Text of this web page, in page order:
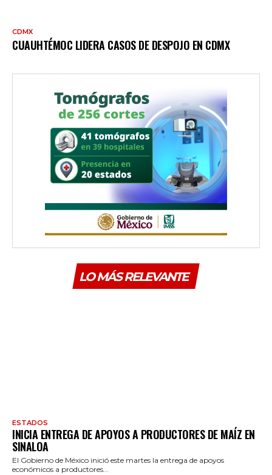
CDMX
CUAUHTÉMOC LIDERA CASOS DE DESPOJO EN CDMX
LO MÁS RELEVANTE
ESTADOS
INICIA ENTREGA DE APOYOS A PRODUCTORES DE MAÍZ EN
SINALOA
El Gobierno de México inició este martes la entrega de apoyos
económicos a productores...